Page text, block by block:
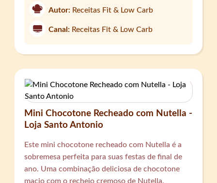
Autor: Receitas Fit & Low Carb
Canal: Receitas Fit & Low Carb
Mini Chocotone Recheado com Nutella -
Loja Santo Antonio
Este mini chocotone recheado com Nutella é a
sobremesa perfeita para suas festas de final de
ano. Uma combinação deliciosa de chocotone
macio com o recheio cremoso de Nutella,